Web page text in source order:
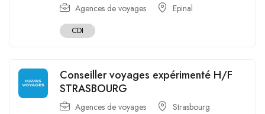
Agences de voyages Epinal
CDI
Conseiller voyages expérimenté H/F
STRASBOURG
Agences de voyages Strasbourg